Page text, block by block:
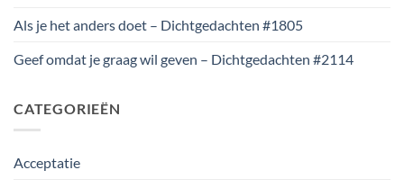
Als je het anders doet – Dichtgedachten #1805
Geef omdat je graag wil geven – Dichtgedachten #2114
CATEGORIEËN
Acceptatie